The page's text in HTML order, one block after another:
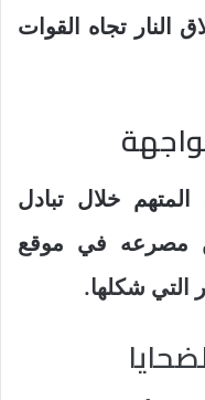
النار تجاه القوات
خلال تبادل
مصرعه في موقع
التي شكلها.